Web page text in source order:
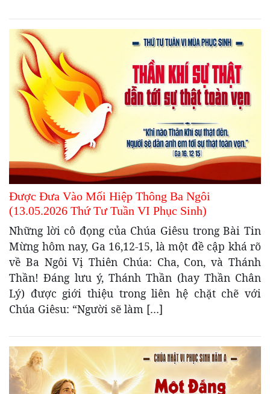
Được Đưa Vào Mối Hiệp Thông Ba Ngôi
(13.05.2026 Thứ Tư Tuần VI Phục Sinh)
Những lời cô đọng của Chúa Giêsu trong Bài Tin
Mừng hôm nay, Ga 16,12-15, là một đề cập khá rõ
về Ba Ngôi Vị Thiên Chúa: Cha, Con, và Thánh
Thần! Đáng lưu ý, Thánh Thần (hay Thần Chân
Lý) được giới thiệu trong liên hệ chặt chẽ với
Chúa Giêsu: “Người sẽ làm […]